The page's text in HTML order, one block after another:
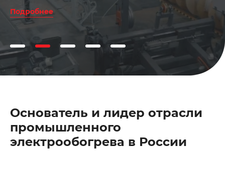
Подробнее
Основатель и лидер отрасли
промышленного
электрообогрева в России